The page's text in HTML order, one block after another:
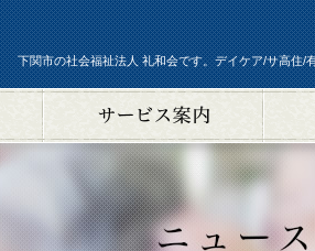
下関市の社会福祉法人 礼和会です。デイケア/サ高住/